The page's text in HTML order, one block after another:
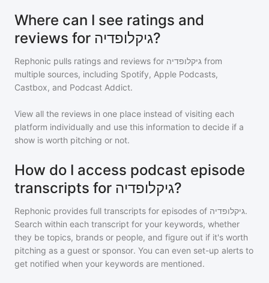
Where can I see ratings and
reviews for גיקלופדיה?
Rephonic pulls ratings and reviews for גיקלופדיה from
multiple sources, including Spotify, Apple Podcasts,
Castbox, and Podcast Addict.
View all the reviews in one place instead of visiting each
platform individually and use this information to decide if a
show is worth pitching or not.
How do I access podcast episode
transcripts for גיקלופדיה?
Rephonic provides full transcripts for episodes of גיקלופדיה.
Search within each transcript for your keywords, whether
they be topics, brands or people, and figure out if it's worth
pitching as a guest or sponsor. You can even set-up alerts to
get notified when your keywords are mentioned.